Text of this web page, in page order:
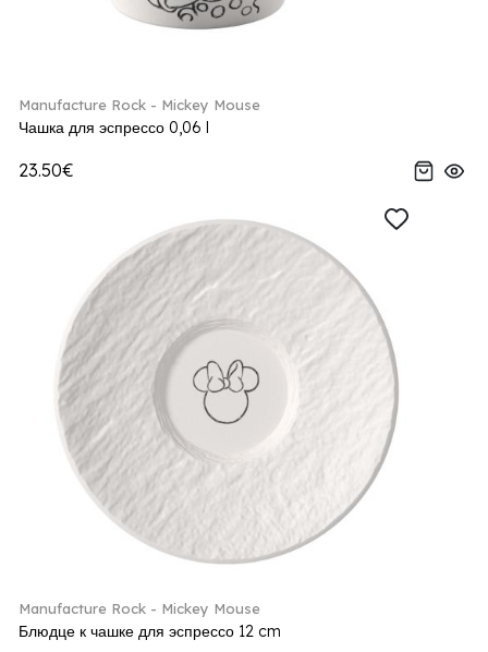
Manufacture Rock - Mickey Mouse
Чашка для эспрессо 0,06 l
23.50€
Manufacture Rock - Mickey Mouse
Блюдце к чашке для эспрессо 12 cm